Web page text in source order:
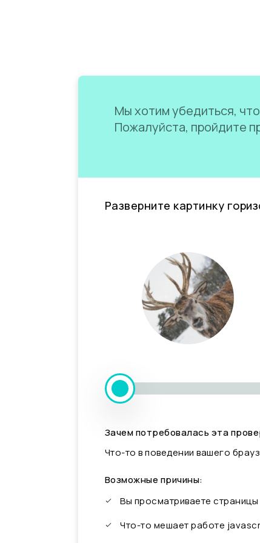
Мы хотим убедиться,
Пожалуйста, пройдите
Разверните картинку
Зачем потребовалась эта
Что-то в поведении вашего
Возможные причины:
Вы просматриваете
Что-то мешает работе